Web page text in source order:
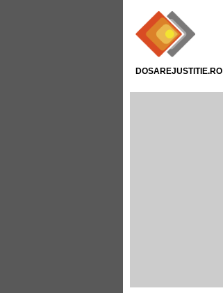
DOSAREJUSTITIE.RO